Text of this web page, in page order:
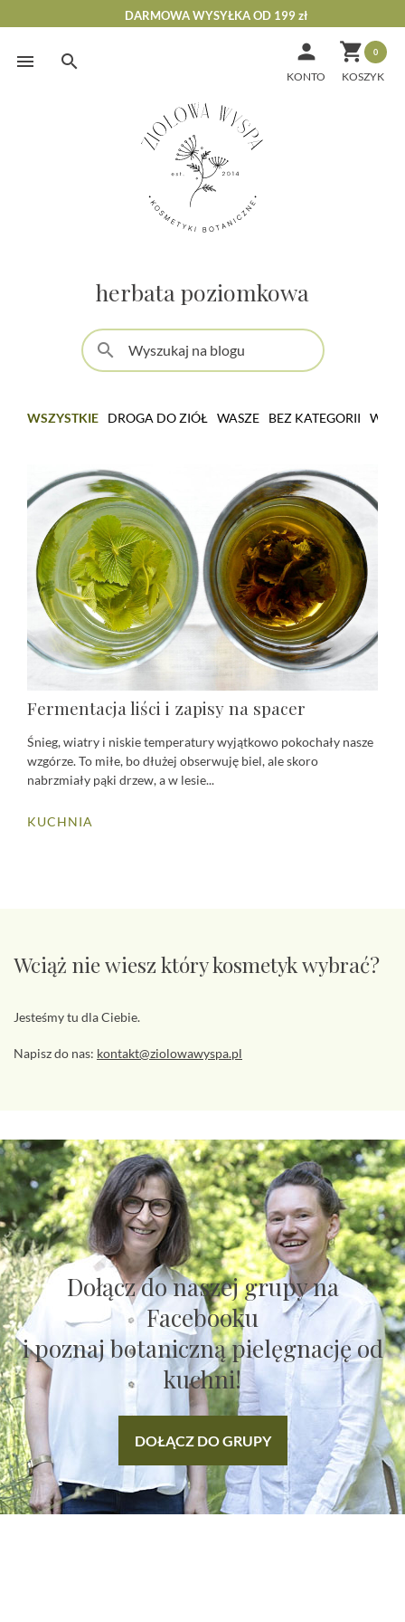
Skip
DARMOWA WYSYŁKA OD 199 zł
 0

KONTO
herbata poziomkowa
search
WSZYSTKIE DROGA DO ZIÓŁ WASZE BEZ KATEGORII
Fermentacja liści i zapisy na spacer
Śnieg, wiatry i niskie temperatury wyjątkowo pokochały nasze
wzgórze. To miłe, bo dłużej obserwuję biel, ale skoro
nabrzmiały pąki drzew, a w lesie...
KUCHNIA
Wciąż nie wiesz który kosmetyk wybrać?
Jesteśmy tu dla Ciebie.
Napisz do nas: kontakt@ziolowawyspa.pl
Dołącz do naszej grupy na
Facebooku
i poznaj botaniczną pielęgnację od
kuchni!
DOŁĄCZ DO GRUPY